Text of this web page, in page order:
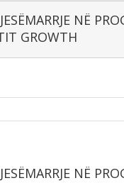
NË
GROWTH
NË